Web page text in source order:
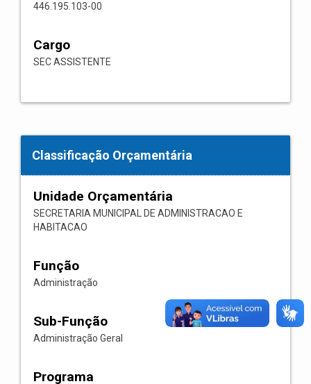
446.195.103-00
Cargo
SEC ASSISTENTE
Classificação Orçamentária
Unidade Orçamentária
SECRETARIA MUNICIPAL DE ADMINISTRACAO E
HABITACAO
Função
Administração
Sub-Função
Administração Geral
Programa